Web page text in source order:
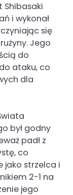
Shibasaki
i wykonał
się
Jego
do
ataku, co
dla
był godny
padł z
co
jako strzelca i
2-1 na
jego